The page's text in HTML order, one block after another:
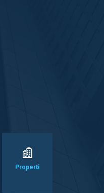
Properti